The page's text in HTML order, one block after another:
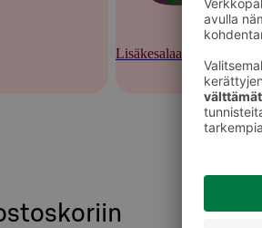
Lisäkesalaatit ja